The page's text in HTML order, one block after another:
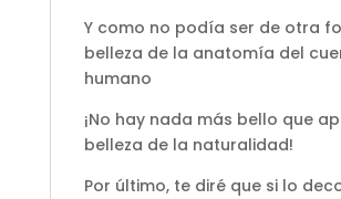
Y como no podía ser de otra
belleza de la anatomía del
humano
¡No hay nada más bello que
belleza de la naturalidad!
Por último, te diré que si lo